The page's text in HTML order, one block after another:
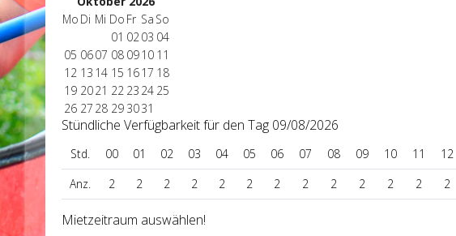
Mo Di Mi Do Fr Sa So
01 0203 04
05 0607 08 0910 11
12 13 14 15 1617 18
19 2021 22 23 24 25
26 27 28 29 3031
Stündliche Verfügbarkeit für den Tag 09/08/2026
Std. 00 01 02 03 04 05 06 07 08 09 10 11 12
Anz.
2 2 2 2 2 2 2 2 2 2 2 2 2
Mietzeitraum auswählen!